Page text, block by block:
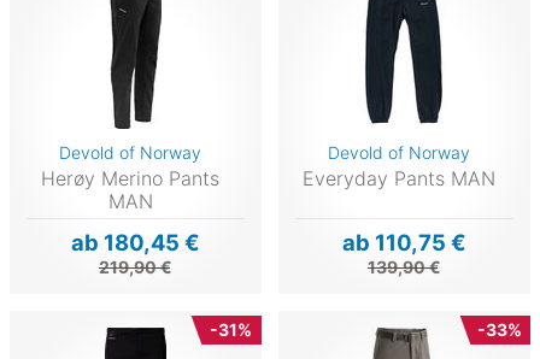
Devold of Norway
Herøy Merino Pants
MAN
ab 180,45 €
219,90 €
Devold of Norway
Everyday Pants MAN
ab 110,75 €
139,90 €
-31% -33%